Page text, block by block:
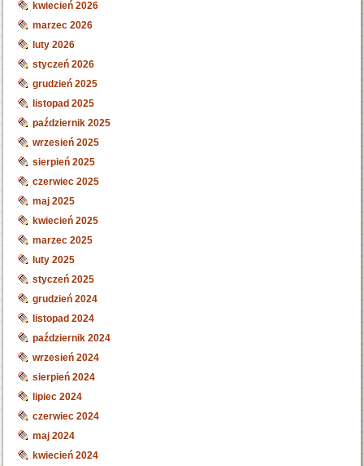
kwiecień 2026
marzec 2026
luty 2026
styczeń 2026
grudzień 2025
listopad 2025
październik 2025
wrzesień 2025
sierpień 2025
czerwiec 2025
maj 2025
kwiecień 2025
marzec 2025
luty 2025
styczeń 2025
grudzień 2024
listopad 2024
październik 2024
wrzesień 2024
sierpień 2024
lipiec 2024
czerwiec 2024
maj 2024
kwiecień 2024